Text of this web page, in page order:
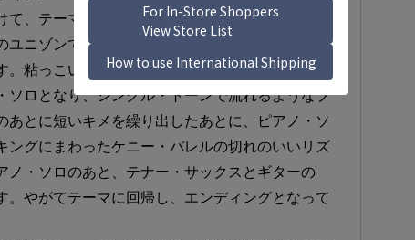
、テーマはケニー・バレルのギターとテナー・
ニゾンで進行します。テーマ提示後はまずテナ
粘っこいフレージングを交えながら巧みなプレ
ソロとなり、シングル・トーンで流れるようなプ
あとに短いキメを繰り出したあとに、ピアノ・ソ
ングにまわったケニー・バレルの切れのいいリズ
ノ・ソロのあと、テナー・サックスとギターの
。やがてテーマに回帰し、エンディングとなって